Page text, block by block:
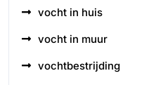
vocht in huis
vocht in muur
vochtbestrijding